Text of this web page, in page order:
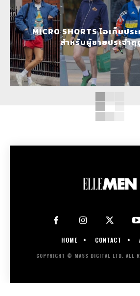
MICRO SHORTS ไอเท็มป
สำหรับผู้ชายประจำ
HOME CONTACT
COPYRIGHT © MASS DIGITAL LTD. ALL